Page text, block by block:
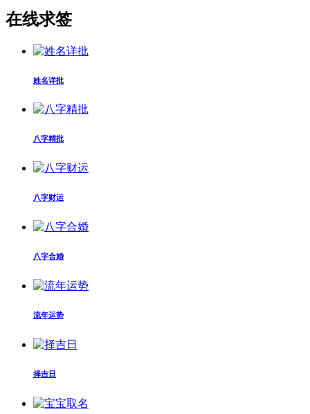
在线求签
姓名详批
八字精批
八字财运
八字合婚
流年运势
择吉日